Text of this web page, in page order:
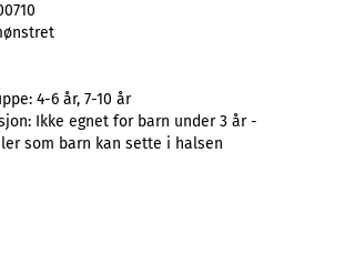
4-6 år, 7-10 år
Ikke egnet for barn under 3 år -
som barn kan sette i halsen